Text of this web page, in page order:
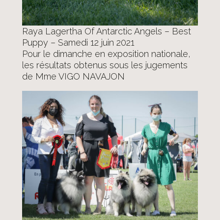
Raya Lagertha Of Antarctic Angels – Best
Puppy – Samedi 12 juin 2021
Pour le dimanche en exposition nationale,
les résultats obtenus sous les jugements
de Mme VIGO NAVAJON